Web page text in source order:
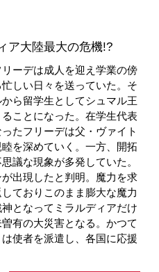
ア大陸最大の危機!?
ーデは成人を迎え学業の傍
しい日々を送っていた。そ
ら留学生としてシュマル王
ことになった。在学生代表
たフリーデは父・ヴァイト
を深めていく。一方、開拓
議な現象が多発していた。
出現したと判明。魔力を求
ておりこのまま膨大な魔力
となってミラルディアだけ
有の大災害となる。かつて
使者を派遣し、各国に応援